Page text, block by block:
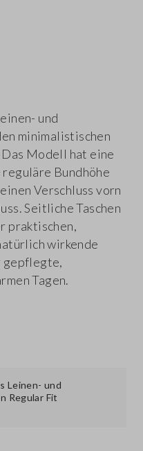
und
minimalistischen
Modell hat eine
Bundhöhe
Verschluss vorn
Seitliche Taschen
praktischen,
wirkende
gepflegte,
Tagen.